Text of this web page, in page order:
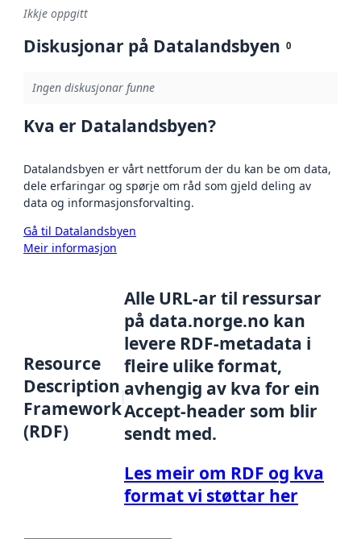
Ikkje oppgitt
Diskusjonar på Datalandsbyen 0
Ingen diskusjonar funne
Kva er Datalandsbyen?
Datalandsbyen er vårt nettforum der du kan be om data,
dele erfaringar og spørje om råd som gjeld deling av
data og informasjonsforvalting.
Gå til Datalandsbyen
Meir informasjon
Resource
Description
Framework
(RDF)
Alle URL-ar til ressursar
på data.norge.no kan
levere RDF-metadata i
fleire ulike format,
avhengig av kva for ein
Accept-header som blir
sendt med.
Les meir om RDF og kva
format vi støttar her